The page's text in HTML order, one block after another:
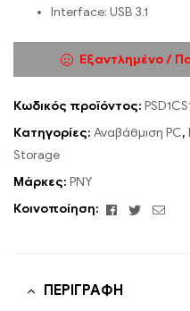
Interface: USB 3.1
Εξαντλημένο /
Κωδικός προϊόντος:
Κατηγορίες: Αναβάθμιση PC,
Storage
Μάρκες: PNY
Κοινοποίηση:
Facebook
TwitterEmail
ΠΕΡΙΓΡΑΦΉ